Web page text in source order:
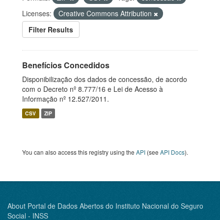
Licenses:
Creative Commons Attribution
Filter Results
Benefícios Concedidos
Disponibilização dos dados de concessão, de acordo
com o Decreto nº 8.777/16 e Lei de Acesso à
Informação nº 12.527/2011.
CSV ZIP
You can also access this registry using the API (see API Docs).
About Portal de Dados Abertos do Instituto Nacional do Seguro
Social - INSS